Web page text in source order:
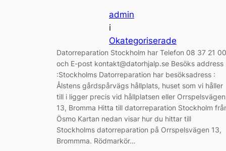
admin
i
Okategoriserade
Datorreparation Stockholm har Telefon 08 37 21 00
och E-post kontakt@datorhjalp.se Besöks address
:Stockholms Datorreparation har besöksadress :
Ålstens gårdspårvägs hållplats, huset som vi håller
till i ligger precis vid hållplatsen eller Orrspelsvägen
13, Bromma Hitta till datorreparation Stockholm
Ösmo Kartan nedan visar hur du hittar till
Stockholms datorreparation på Orrspelsvägen 13,
Brommma. Rödmarkör…